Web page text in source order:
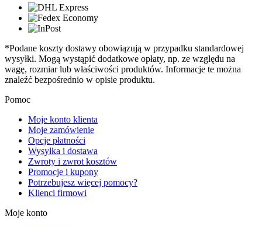
*Podane koszty dostawy obowiązują w przypadku standardowej
wysyłki. Mogą wystąpić dodatkowe opłaty, np. ze względu na
wagę, rozmiar lub właściwości produktów. Informacje te można
znaleźć bezpośrednio w opisie produktu.
Pomoc
Moje konto klienta
Moje zamówienie
Opcje płatności
Wysyłka i dostawa
Zwroty i zwrot kosztów
Promocje i kupony
Potrzebujesz więcej pomocy?
Klienci firmowi
Moje konto